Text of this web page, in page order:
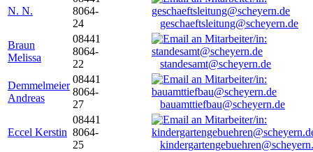
N. N.
8064-
24
geschaeftsleitung@scheyern.de
Braun
Melissa
08441
8064-
22
standesamt@scheyern.de
Demmelmeier
Andreas
08441
8064-
27
bauamttiefbau@scheyern.de
Eccel Kerstin
08441
8064-
25